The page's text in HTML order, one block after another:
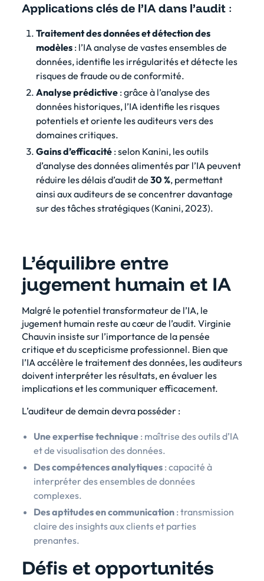
Applications clés de l’IA dans l’audit:
Traitement des données et détection des
modèles: l’IA analyse de vastes ensembles de
données, identifie les irrégularités et détecte les
risques de fraude ou de conformité.
Analyse prédictive: grâce à l’analyse des
données historiques, l’IA identifie les risques
potentiels et oriente les auditeurs vers des
domaines critiques.
Gains d’efficacité: selon Kanini, les outils
d’analyse des données alimentés par l’IA peuvent
réduire les délais d’audit de 30 %, permettant
ainsi aux auditeurs de se concentrer davantage
sur des tâches stratégiques (Kanini, 2023).
L’équilibre entre
jugement humain et IA
Malgré le potentiel transformateur de l’IA, le
jugement humain reste au cœur de l’audit. Virginie
Chauvin insiste sur l’importance de la pensée
critique et du scepticisme professionnel. Bien que
l’IA accélère le traitement des données, les auditeurs
doivent interpréter les résultats, en évaluer les
implications et les communiquer efficacement.
L’auditeur de demain devra posséder :
Une expertise technique: maîtrise des outils d’IA
et de visualisation des données.
Des compétences analytiques: capacité à
interpréter des ensembles de données
complexes.
Des aptitudes en communication: transmission
claire des insights aux clients et parties
prenantes.
Défis et opportunités